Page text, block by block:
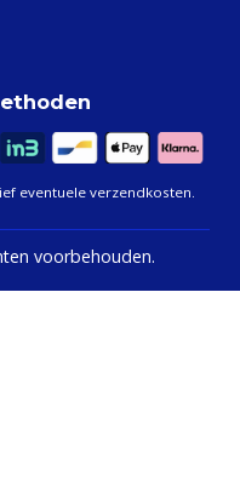
eventuele verzendkosten.
voorbehouden.